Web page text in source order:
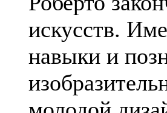
искусств.
навыки и